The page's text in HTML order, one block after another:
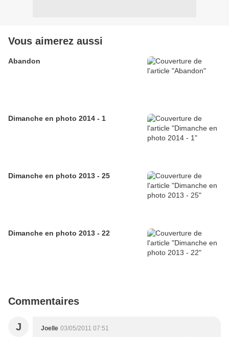
Vous aimerez aussi
Abandon
Dimanche en photo 2014 - 1
Dimanche en photo 2013 - 25
Dimanche en photo 2013 - 22
Commentaires
J Joelle 03/05/2011 07:51